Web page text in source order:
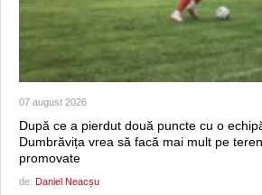
07 august 2026
După ce a pierdut două puncte cu o
Dumbrăvița vrea să facă mai mult pe
promovate
de: Daniel Neacșu